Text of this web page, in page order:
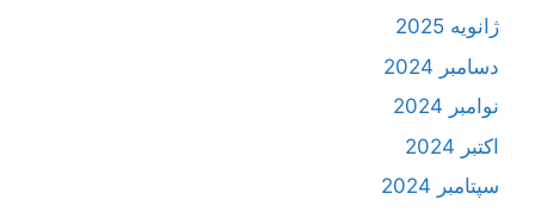
ژانویه 2025
دسامبر 2024
نوامبر 2024
اکتبر 2024
سپتامبر 2024